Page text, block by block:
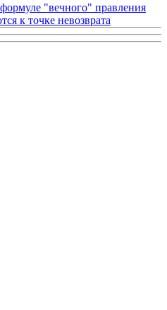
"вечного" правления
к точке невозврата